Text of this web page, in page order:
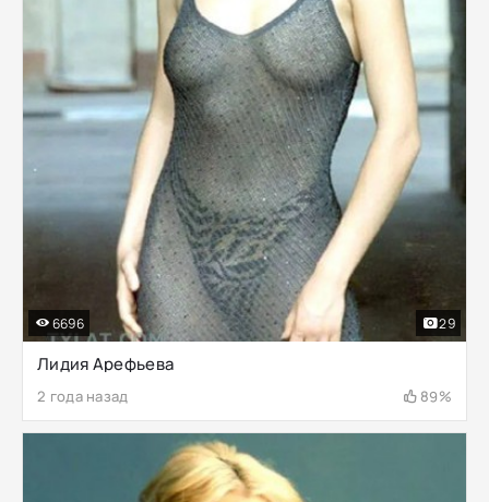
Лидия Арефьева
2 года назад 89%
6696 29